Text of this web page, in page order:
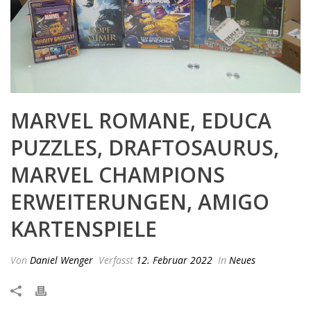
MARVEL ROMANE, EDUCA
PUZZLES, DRAFTOSAURUS,
MARVEL CHAMPIONS
ERWEITERUNGEN, AMIGO
KARTENSPIELE
Von Daniel Wenger Verfasst 12. Februar 2022 In Neues